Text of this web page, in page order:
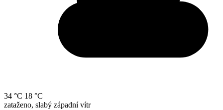
34 °C 18 °C
zataženo, slabý západní vítr